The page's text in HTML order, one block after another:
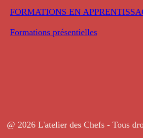
FORMATIONS EN
Formations présentielles
@ 2026 L'atelier des Chefs - Tous